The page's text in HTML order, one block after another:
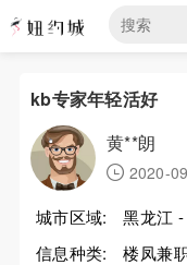
kb专家年轻活好
黄**朗
2020-
城市区域:
黑龙江
信息种类:
楼凤兼